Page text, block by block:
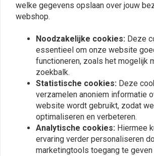
Reviews
Plaats ook een review
welke gegevens opslaan over jouw
webshop.
Noodzakelijke cookies: Deze
essentieel om onze website
functioneren, zoals het mogelijk
zoekbalk.
Statistische cookies: Deze
verzamelen anoniem informatie
website wordt gebruikt, zodat
optimaliseren en verbeteren.
Analytische cookies: Hiermee
ervaring verder personaliseren
marketingtools toegang te